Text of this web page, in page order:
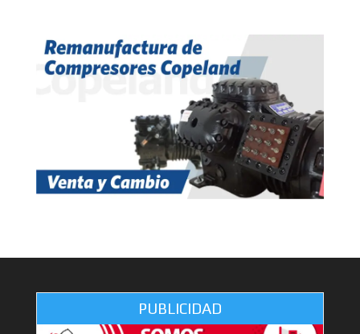
PUBLICIDAD